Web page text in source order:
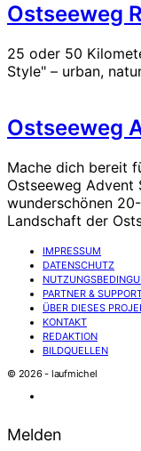
Ostseeweg
25 oder 50
Style" – urban,
Ostseeweg
Mache dich bereit
Ostseeweg
wunderschönen
Landschaft der
IMPRESSUM
DATENSCHUTZ
PARTNER &
ÜBER DIESES
KONTAKT
REDAKTION
BILDQUELLEN
© 2026 - laufmichel
Melden